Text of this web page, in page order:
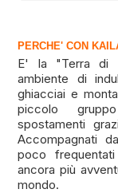
PERCHE' CON
E' la "Terra di
ambiente di
ghiacciai e
piccolo
spostamenti
Accompagnati
poco
ancora più
mondo.